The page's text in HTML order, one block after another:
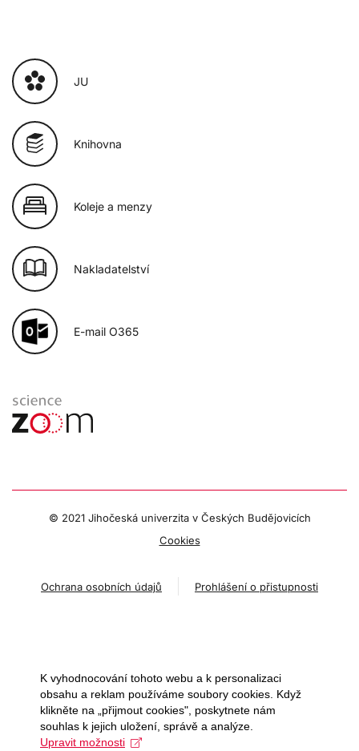
JU
Knihovna
Koleje a menzy
Nakladatelství
E-mail O365
© 2021 Jihočeská univerzita v Českých Budějovicích
Cookies
Ochrana osobních údajů Prohlášení o přistupnosti
K vyhodnocování tohoto webu a k personalizaci
obsahu a reklam používáme soubory cookies. Když
klikněte na „přijmout cookies", poskytnete nám
souhlas k jejich uložení, správě a analýze.
Upravit možnosti